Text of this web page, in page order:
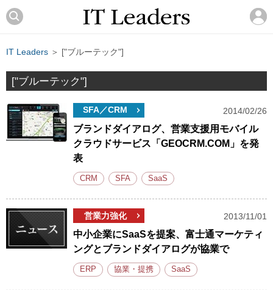
IT Leaders ＞ ["ブルーテック"]
["ブルーテック"]
SFA／CRM 2014/02/26
ブランドダイアログ、営業支援用モバイル
クラウドサービス「GEOCRM.COM」を発
表
CRM SFA SaaS
営業力強化 2013/11/01
中小企業にSaaSを提案、富士通マーケティ
ングとブランドダイアログが協業で
ERP 協業・提携 SaaS